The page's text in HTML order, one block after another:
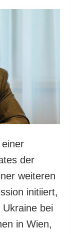
der
weiteren
initiiert,
bei
in Wien,